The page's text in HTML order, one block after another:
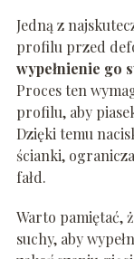
Jedną z
profilu przed
wypełnienie go
Proces ten
profilu, aby
Dzięki temu
ścianki,
fałd.
Warto pamiętać,
suchy, aby